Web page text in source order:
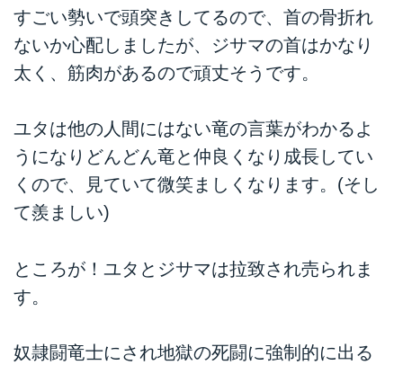
すごい勢いで頭突きしてるので、首の骨折れ
ないか心配しましたが、ジサマの首はかなり
太く、筋肉があるので頑丈そうです。
ユタは他の人間にはない竜の言葉がわかるよ
うになりどんどん竜と仲良くなり成長してい
くので、見ていて微笑ましくなります。(そし
て羨ましい)
ところが！ユタとジサマは拉致され売られま
す。
奴隷闘竜士にされ地獄の死闘に強制的に出る